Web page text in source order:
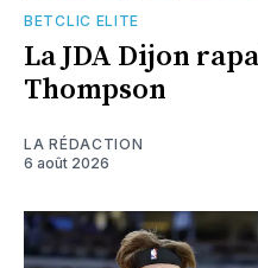
BETCLIC ELITE
La JDA Dijon
Thompson
LA RÉDACTION
6 août 2026